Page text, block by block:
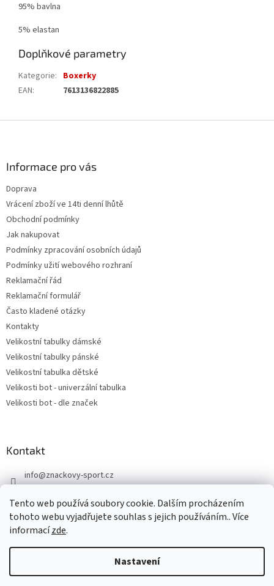
Tento web používá soubory cookie. Dalším procházením
tohoto webu vyjadřujete souhlas s jejich používáním.. Více
informacízde.
Nastavení
95% bavlna
5% elastan
Doplňkové parametry
Kategorie: Boxerky
EAN: 7613136822885
Informace pro vás
Doprava
Vrácení zboží ve 14ti denní lhůtě
Obchodní podmínky
Jak nakupovat
Podmínky zpracování osobních údajů
Podmínky užití webového rozhraní
Reklamační řád
Reklamační formulář
Často kladené otázky
Kontakty
Velikostní tabulky dámské
Velikostní tabulky pánské
Velikostní tabulka dětské
Velikosti bot - univerzální tabulka
Velikosti bot - dle značek
Kontakt
info@znackovy-sport.cz
Vytvořil Shoptet